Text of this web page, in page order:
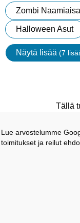
Zombi
Halloween Asut
Näytä lisää (7
Tällä
Lue arvostelumme
toimitukset ja reilut